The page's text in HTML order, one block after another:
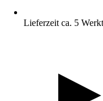
Lieferzeit ca. 5